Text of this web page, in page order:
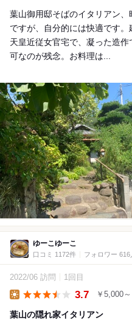
葉山御用邸そばのイタリアン
ですが、自分的には快適です
天皇近従女官宅で、凝った造
可なのが残念。お料理は...
ゆーこゆーこ
口コミ 1172件 フォロワー 616
2022/06 訪問 1回目
3.7 ￥5,000
葉山の隠れ家イタリアン